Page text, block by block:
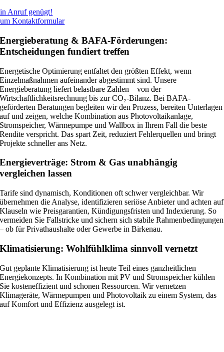
Anruf genügt!
Kontaktformular
Energieberatung & BAFA-Förderungen:
Entscheidungen fundiert treffen
Energetische Optimierung entfaltet den größten Effekt, wenn
Einzelmaßnahmen aufeinander abgestimmt sind. Unsere
Energieberatung liefert belastbare Zahlen – von der
Wirtschaftlichkeitsrechnung bis zur CO₂-Bilanz. Bei BAFA-
geförderten Beratungen begleiten wir den Prozess, bereiten Unterlagen
auf und zeigen, welche Kombination aus Photovoltaikanlage,
Stromspeicher, Wärmepumpe und Wallbox in Ihrem Fall die beste
Rendite verspricht. Das spart Zeit, reduziert Fehlerquellen und bringt
Projekte schneller ans Netz.
Energieverträge: Strom & Gas unabhängig
vergleichen lassen
Tarife sind dynamisch, Konditionen oft schwer vergleichbar. Wir
übernehmen die Analyse, identifizieren seriöse Anbieter und achten auf
Klauseln wie Preisgarantien, Kündigungsfristen und Indexierung. So
vermeiden Sie Fallstricke und sichern sich stabile Rahmenbedingungen
– ob für Privathaushalte oder Gewerbe in Birkenau.
Klimatisierung: Wohlfühlklima sinnvoll vernetzt
Gut geplante Klimatisierung ist heute Teil eines ganzheitlichen
Energiekonzepts. In Kombination mit PV und Stromspeicher kühlen
Sie kosteneffizient und schonen Ressourcen. Wir vernetzen
Klimageräte, Wärmepumpen und Photovoltaik zu einem System, das
auf Komfort und Effizienz ausgelegt ist.